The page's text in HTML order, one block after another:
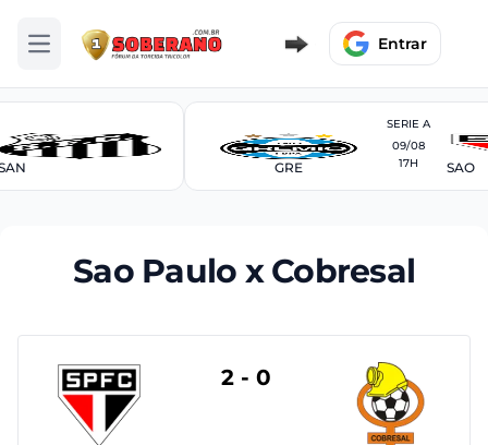
Abrir menu Entrar
SERIE A
GRE
09/08
17H
SAO
Sao Paulo x Cobresal
2 - 0